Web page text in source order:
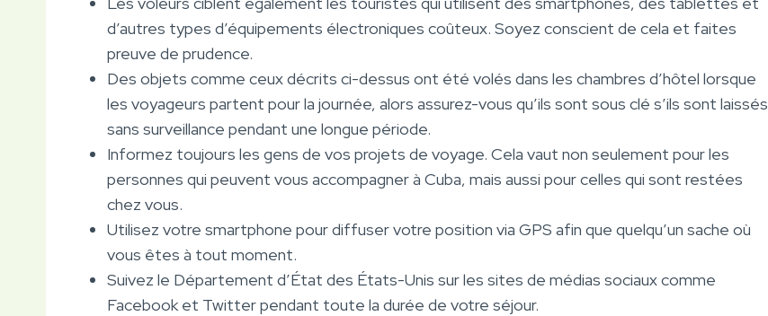
d’autres types d’équipements électroniques coûteux. Soyez conscient de cela et faites
preuve de prudence.
Des objets comme ceux décrits ci-dessus ont été volés dans les chambres d’hôtel lorsque
les voyageurs partent pour la journée, alors assurez-vous qu’ils sont sous clé s’ils sont laissés
sans surveillance pendant une longue période.
Informez toujours les gens de vos projets de voyage. Cela vaut non seulement pour les
personnes qui peuvent vous accompagner à Cuba, mais aussi pour celles qui sont restées
chez vous.
Utilisez votre smartphone pour diffuser votre position via GPS afin que quelqu’un sache où
vous êtes à tout moment.
Suivez le Département d’État des États-Unis sur les sites de médias sociaux comme
Facebook et Twitter pendant toute la durée de votre séjour.